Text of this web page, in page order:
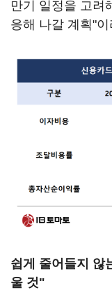
만기 일정을 고려
응해 나갈 계획"
쉽게 줄어들지 않
울 것"